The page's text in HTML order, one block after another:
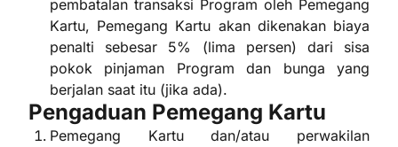
pembatalan transaksi Program oleh Pemegang
Kartu, Pemegang Kartu akan dikenakan biaya
penalti sebesar 5% (lima persen) dari sisa
pokok pinjaman Program dan bunga yang
berjalan saat itu (jika ada).
Pengaduan Pemegang Kartu
Pemegang Kartu dan/atau perwakilan